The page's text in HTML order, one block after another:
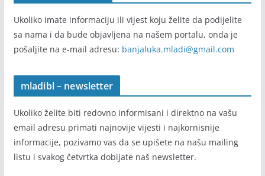
Ukoliko imate informaciju ili vijest koju želite da podijelite
sa nama i da bude objavljena na našem portalu, onda je
pošaljite na e-mail adresu: banjaluka.mladi@gmail.com
mladibl – newsletter
Ukoliko želite biti redovno informisani i direktno na vašu
email adresu primati najnovije vijesti i najkornisnije
informacije, pozivamo vas da se upišete na našu mailing
listu i svakog četvrtka dobijate naš newsletter.